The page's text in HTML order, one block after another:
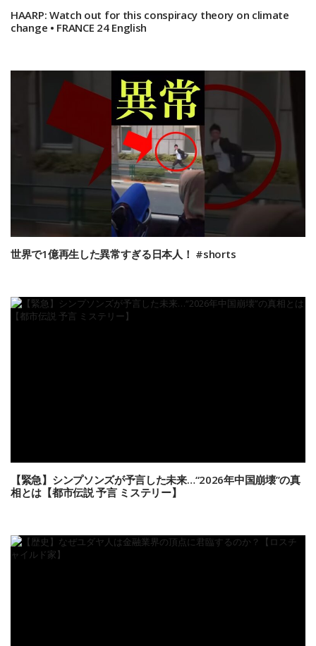
HAARP: Watch out for this conspiracy theory on climate
change • FRANCE 24 English
世界で1億再生した異常すぎる日本人！ #shorts
【緊急】シンプソンズが予言した未来…“2026年中国崩壊”の真
相とは【都市伝説 予言 ミステリー】